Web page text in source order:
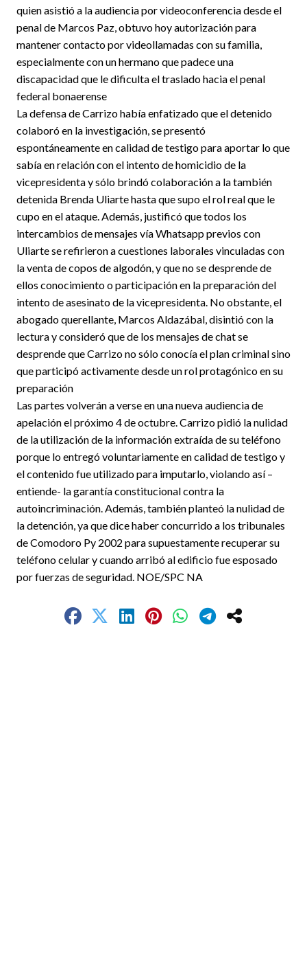
quien asistió a la audiencia por videoconferencia desde el
penal de Marcos Paz, obtuvo hoy autorización para
mantener contacto por videollamadas con su familia,
especialmente con un hermano que padece una
discapacidad que le dificulta el traslado hacia el penal
federal bonaerense
La defensa de Carrizo había enfatizado que el detenido
colaboró en la investigación, se presentó
espontáneamente en calidad de testigo para aportar lo que
sabía en relación con el intento de homicidio de la
vicepresidenta y sólo brindó colaboración a la también
detenida Brenda Uliarte hasta que supo el rol real que le
cupo en el ataque. Además, justificó que todos los
intercambios de mensajes vía Whatsapp previos con
Uliarte se refirieron a cuestiones laborales vinculadas con
la venta de copos de algodón, y que no se desprende de
ellos conocimiento o participación en la preparación del
intento de asesinato de la vicepresidenta. No obstante, el
abogado querellante, Marcos Aldazábal, disintió con la
lectura y consideró que de los mensajes de chat se
desprende que Carrizo no sólo conocía el plan criminal sino
que participó activamente desde un rol protagónico en su
preparación
Las partes volverán a verse en una nueva audiencia de
apelación el próximo 4 de octubre. Carrizo pidió la nulidad
de la utilización de la información extraída de su teléfono
porque lo entregó voluntariamente en calidad de testigo y
el contenido fue utilizado para imputarlo, violando así –
entiende- la garantía constitucional contra la
autoincriminación. Además, también planteó la nulidad de
la detención, ya que dice haber concurrido a los tribunales
de Comodoro Py 2002 para supuestamente recuperar su
teléfono celular y cuando arribó al edificio fue esposado
por fuerzas de seguridad. NOE/SPC NA